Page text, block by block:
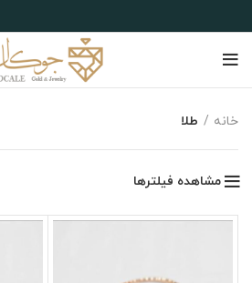
خانه طلا
مشاهده فیلترها